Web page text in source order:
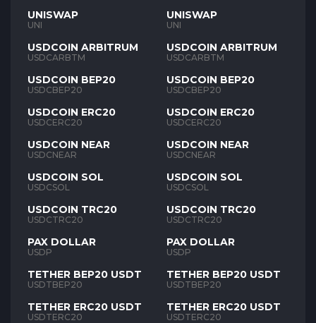
UNISWAP
UNI
USDCOIN ARBITRUM
USDCARBTM
USDCOIN BEP20
USDCBEP20
USDCOIN ERC20
USDCERC20
USDCOIN NEAR
USDCNEAR
USDCOIN SOL
USDCSOL
USDCOIN TRC20
USDCTRC20
PAX DOLLAR
USDP
TETHER BEP20 USDT
USDTBEP20
TETHER ERC20 USDT
USDTERC20
UNISWAP
UNI
USDCOIN ARBITRUM
USDCARBTM
USDCOIN BEP20
USDCBEP20
USDCOIN ERC20
USDCERC20
USDCOIN NEAR
USDCNEAR
USDCOIN SOL
USDCSOL
USDCOIN TRC20
USDCTRC20
PAX DOLLAR
USDP
TETHER BEP20 USDT
USDTBEP20
TETHER ERC20 USDT
USDTERC20